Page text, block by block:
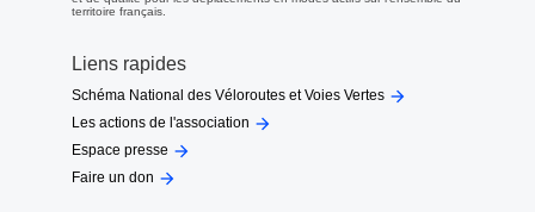
territoire français.
Liens rapides
Schéma National des Véloroutes et Voies Vertes 
Les actions de l'association 
Espace presse 
Faire un don 